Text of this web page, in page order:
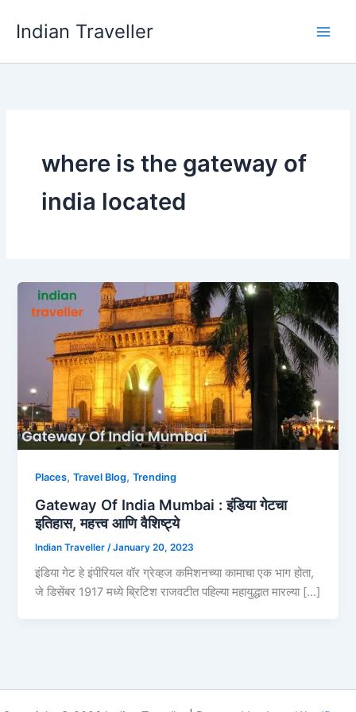
Indian Traveller
where is the gateway of
india located
Places,Travel Blog,Trending
Gateway Of India Mumbai : इंडिया गेटचा
इतिहास, महत्त्व आणि वैशिष्ट्ये
Indian Traveller /January 20, 2023
इंडिया गेट हे इंपीरियल वॉर ग्रेव्हज कमिशनच्या कामाचा एक भाग होता,
जे डिसेंबर 1917 मध्ये ब्रिटिश राजवटीत पहिल्या महायुद्धात मारल्या […]